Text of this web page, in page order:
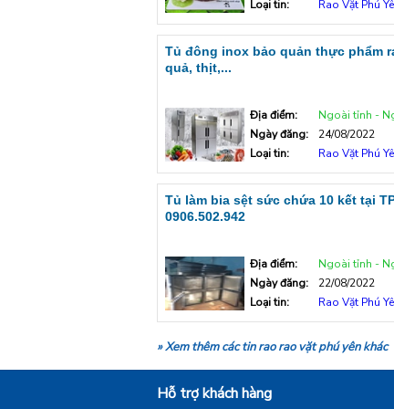
Loại tin:
Rao Vặt Phú
Tủ đông inox bảo quản thực phẩm
quả, thịt,...
Địa điểm:
Ngoài tỉnh -
Ngày đăng:
24/08/2022
Loại tin:
Rao Vặt Phú
Tủ làm bia sệt sức chứa 10 kết tại
0906.502.942
Địa điểm:
Ngoài tỉnh -
Ngày đăng:
22/08/2022
Loại tin:
Rao Vặt Phú
» Xem thêm các tin rao rao vặt phú yên khác
Hỗ trợ khách hàng